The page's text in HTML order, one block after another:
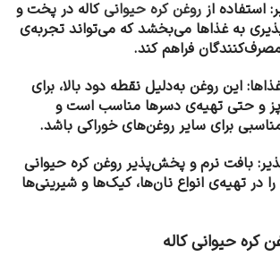
استفاده از روغن کره حیوانیکاله در پخت و
به غذاها می‌بخشد که می‌تواند تجربه‌ی
فراهم کند.
این روغن به‌دلیل نقطه دود بالا، برای
و حتی تهیه‌ی دسرها مناسب است و
برای سایر روغن‌های خوراکی باشد.
بافت نرم و پخش‌پذیر روغن کره حیوانی
را در تهیه‌ی انواع نان‌ها، کیک‌ها و شیرینی‌ها
کره حیوانی کاله